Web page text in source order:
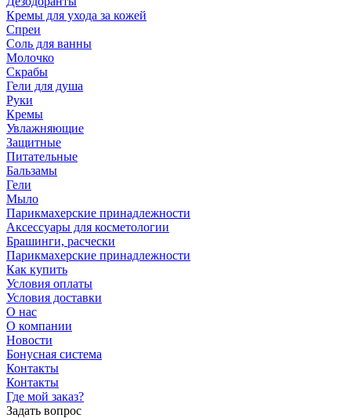
Кремы для ухода за кожей
Спреи
Соль для ванны
Молочко
Скрабы
Гели для душа
Руки
Кремы
Увлажняющие
Защитные
Питательные
Бальзамы
Гели
Мыло
Парикмахерские принадлежности
Аксессуары для косметологии
Брашинги, расчески
Парикмахерские принадлежности
Как купить
Условия оплаты
Условия доставки
О нас
О компании
Новости
Бонусная система
Контакты
Контакты
Где мой заказ?
Задать вопрос